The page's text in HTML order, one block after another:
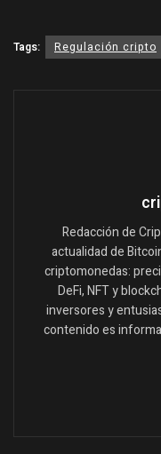
Tags: Regulación cripto
Redacción de
actualidad de
criptomonedas:
DeFi, NFT y
inversores y
contenido es